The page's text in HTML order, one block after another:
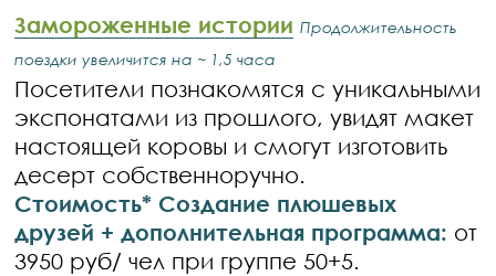
Замороженные истории Продолжительность
поездки увеличится на ~ 1,5 часа
Посетители познакомятся с уникальными
экспонатами из прошлого, увидят макет
настоящей коровы и смогут изготовить
десерт собственноручно.
Стоимость* Создание плюшевых
друзей + дополнительная программа: от
3950 руб/ чел при группе 50+5.